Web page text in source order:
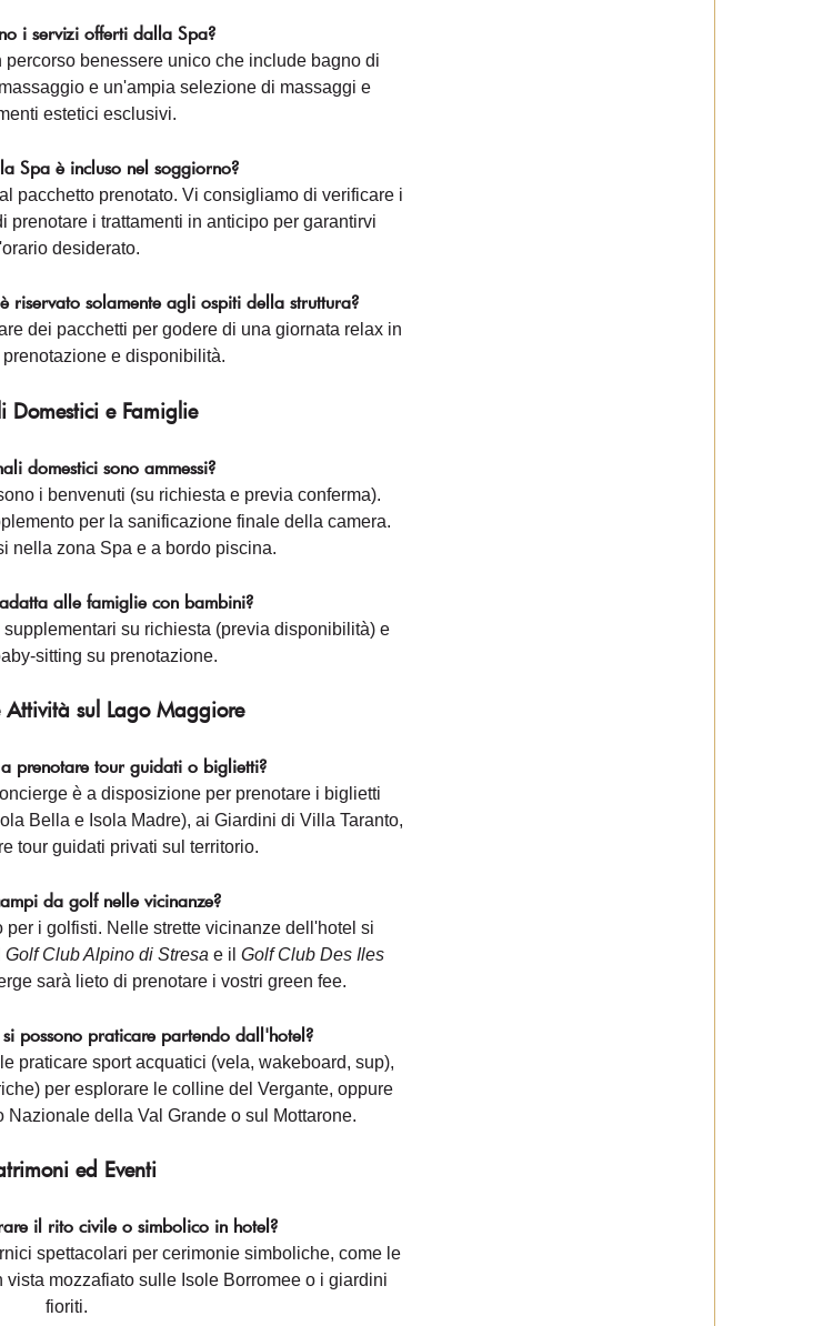
i servizi offerti dalla Spa?
percorso benessere unico che include bagno di
e un'ampia selezione di massaggi e
estetici esclusivi.
Spa è incluso nel soggiorno?
pacchetto prenotato. Vi consigliamo di verificare i
prenotare i trattamenti in anticipo per garantirvi
l'orario desiderato.
è riservato solamente agli ospiti della struttura?
dei pacchetti per godere di una giornata relax in
e disponibilità.
Domestici e Famiglie
domestici sono ammessi?
i benvenuti (su richiesta e previa conferma).
per la sanificazione finale della camera.
nella zona Spa e a bordo piscina.
alle famiglie con bambini?
su richiesta (previa disponibilità) e
sitting su prenotazione.
Attività sul Lago Maggiore
prenotare tour guidati o biglietti?
è a disposizione per prenotare i biglietti
Bella e Isola Madre), ai Giardini di Villa Taranto,
tour guidati privati sul territorio.
da golf nelle vicinanze?
per i golfisti. Nelle strette vicinanze dell'hotel si
Golf Club Alpino di Stresa e il Golf Club Des Iles
sarà lieto di prenotare i vostri green fee.
possono praticare partendo dall'hotel?
praticare sport acquatici (vela, wakeboard, sup),
per esplorare le colline del Vergante, oppure
Nazionale della Val Grande o sul Mottarone.
ed Eventi
il rito civile o simbolico in hotel?
spettacolari per cerimonie simboliche, come le
vista mozzafiato sulle Isole Borromee o i giardini
fioriti.